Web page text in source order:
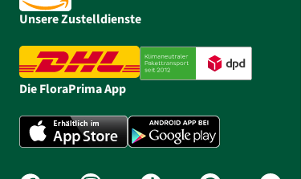
Unsere Zustelldienste
Die FloraPrima App